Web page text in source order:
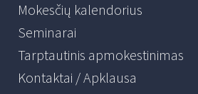
Mokesčių kalendorius
Seminarai
Tarptautinis apmokestinimas
Kontaktai / Apklausa